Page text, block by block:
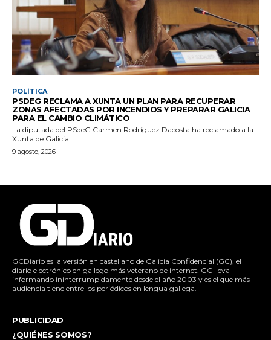
POLÍTICA
PSDEG RECLAMA A XUNTA UN PLAN PARA RECUPERAR
ZONAS AFECTADAS POR INCENDIOS Y PREPARAR GALICIA
PARA EL CAMBIO CLIMÁTICO
La diputada del PSdeG Carmen Rodríguez Dacosta ha reclamado a la
Xunta de Galicia...
9 agosto, 2026
GCDiario es la versión en castellano de Galicia Confidencial (GC), el
diario electrónico en gallego más veterano de internet. GC lleva
informando ininterrumpidamente desde el año 2003 y es el que más
audiencia tiene entre los periódicos en lengua gallega.
PUBLICIDAD
¿QUIÉNES SOMOS?